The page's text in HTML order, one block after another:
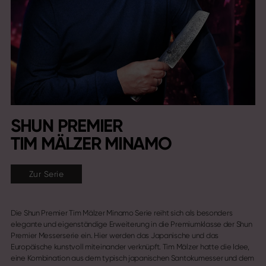
SHUN PREMIER
TIM MÄLZER MINAMO
Zur Serie
Die Shun Premier Tim Mälzer Minamo Serie reiht sich als besonders
elegante und eigenständige Erweiterung in die Premiumklasse der Shun
Premier Messerserie ein. Hier werden das Japanische und das
Europäische kunstvoll miteinander verknüpft. Tim Mälzer hatte die Idee,
eine Kombination aus dem typisch japanischen Santokumesser und dem